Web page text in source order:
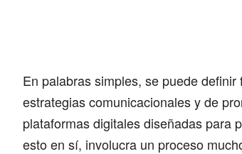
En palabras simples, se puede
estrategias comunicacionales y de
plataformas digitales diseñadas para
esto en sí, involucra un proceso